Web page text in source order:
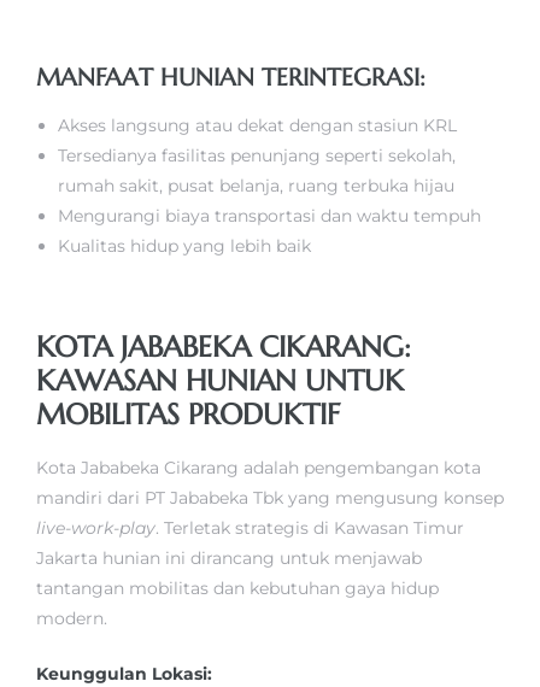
MANFAAT HUNIAN TERINTEGRASI:
Akses langsung atau dekat dengan stasiun KRL
Tersedianya fasilitas penunjang seperti sekolah,
rumah sakit, pusat belanja, ruang terbuka hijau
Mengurangi biaya transportasi dan waktu tempuh
Kualitas hidup yang lebih baik
KOTA JABABEKA CIKARANG:
KAWASAN HUNIAN UNTUK
MOBILITAS PRODUKTIF
Kota Jababeka Cikarang adalah pengembangan kota
mandiri dari PT Jababeka Tbk yang mengusung konsep
live-work-play. Terletak strategis di Kawasan Timur
Jakarta hunian ini dirancang untuk menjawab
tantangan mobilitas dan kebutuhan gaya hidup
modern.
Keunggulan Lokasi: